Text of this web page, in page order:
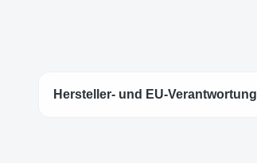
Hersteller- und EU-Verantwortung